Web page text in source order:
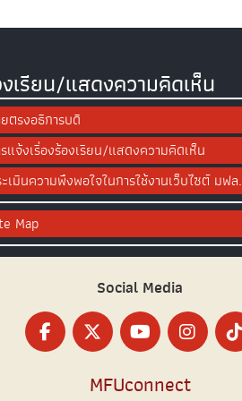
เรียน/แสดงความคิดเห็น
ตรงอธิการบดี
แจ้งเรื่องร้องเรียน/แสดงความคิดเห็น
เมินความพึงพอใจในการใช้งานเว็บไซต์ มฟล.
Map
Social Media
MFUconnect